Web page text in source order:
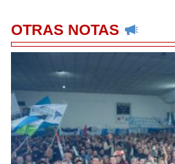
OTRAS NOTAS